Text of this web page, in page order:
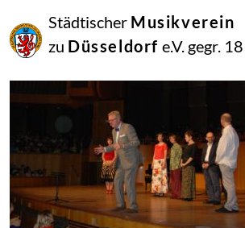
Städtischer Musikverein
zu Düsseldorf e.V. gegr.
Juli
2018
administrator